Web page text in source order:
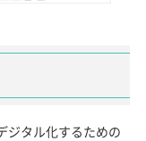
ジタル化するための